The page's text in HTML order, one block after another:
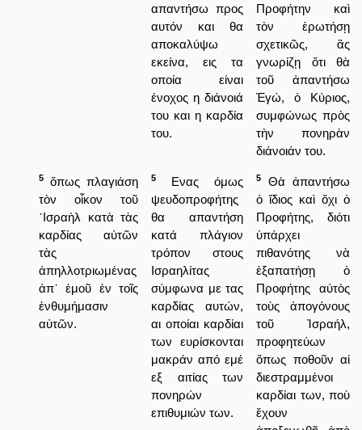
απαντήσω προς
αυτόν και θα
αποκαλύψω
εκείνα, εις τα
οποία είναι
ένοχος η διάνοιά
του και η καρδία
του.
Προφήτην καὶ
τὸν ἐρωτήσῃ
σχετικῶς, ἂς
γνωρίζῃ ὅτι θὰ
τοῦ ἀπαντήσω
Ἐγώ, ὁ Κύριος,
συμφώνως πρὸς
τὴν πονηρὰν
διάνοιάν του.
5
ὅπως πλαγιάση
τὸν οἶκον τοῦ
᾿Ισραὴλ κατὰ τὰς
καρδίας αὐτῶν
τὰς
ἀπηλλοτριωμένας
ἀπ᾿ ἐμοῦ ἐν τοῖς
ἐνθυμήμασιν
αὐτῶν.
5
Ενας όμως
ψευδοπροφήτης
θα απαντήση
κατά πλάγιον
τρόπον στους
Ισραηλίτας
σύμφωνα με τας
καρδίας αυτών,
αι οποίαι καρδίαι
των ευρίσκονται
μακράν από εμέ
εξ αιτίας των
πονηρών
επιθυμιών των.
5
Θὰ ἀπαντήσω
ὁ ἴδιος καὶ ὄχι ὁ
Προφήτης, διότι
ὑπάρχει
πιθανότης νὰ
ἐξαπατήσῃ ὁ
Προφήτης αὐτὸς
τοὺς ἀπογόνους
τοῦ Ἰσραήλ,
προφητεύων
ὅπως ποθοῦν αἱ
διεστραμμένοι
καρδίαι των, ποὺ
ἔχουν